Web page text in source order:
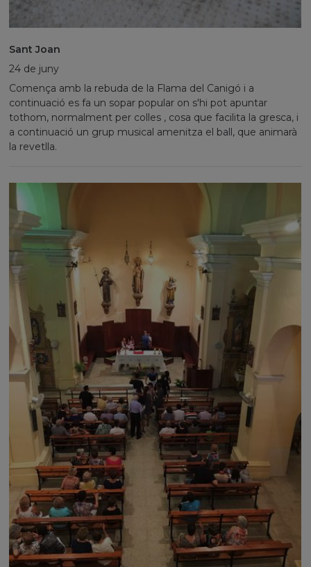
Sant Joan
24 de juny
Comença amb la rebuda de la Flama del Canigó i a
continuació es fa un sopar popular on s'hi pot apuntar
tothom, normalment per colles , cosa que facilita la gresca, i
a continuació un grup musical amenitza el ball, que animarà
la revetlla.